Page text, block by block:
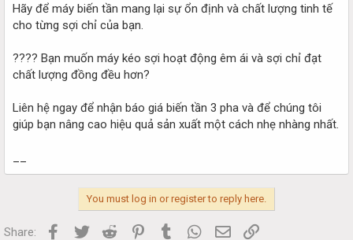
Hãy để máy biến tần mang lại sự ổn định và chất lượng tinh tế
cho từng sợi chỉ của bạn.
???? Bạn muốn máy kéo sợi hoạt động êm ái và sợi chỉ đạt
chất lượng đồng đều hơn?
Liên hệ ngay để nhận báo giá biến tần 3 pha và để chúng tôi
giúp bạn nâng cao hiệu quả sản xuất một cách nhẹ nhàng nhất.
You must log in or register to reply here.
Share: Facebook
Twitter Reddit PinterestTumblr WhatsApp
Email